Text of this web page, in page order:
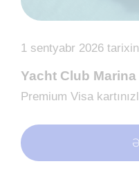
1 sentyabr 2026
Yacht Club Marina
Premium Visa